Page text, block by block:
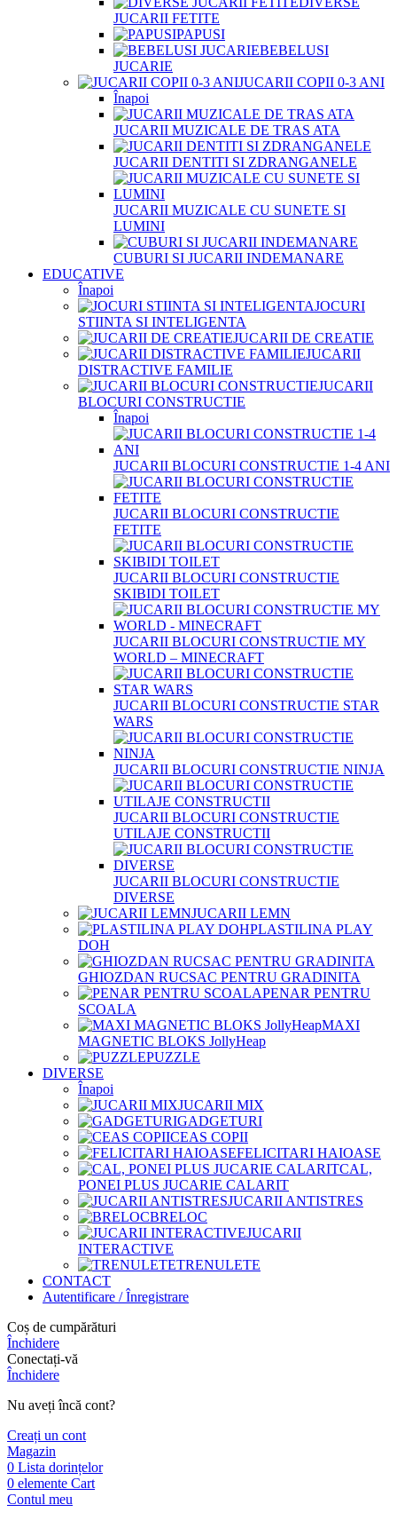
JUCARII FETITE
PAPUSI
BEBELUSI
JUCARIE
JUCARII COPII 0-3 ANI
Înapoi
JUCARII MUZICALE DE TRAS ATA
JUCARII DENTITI SI ZDRANGANELE
JUCARII MUZICALE CU SUNETE SI
LUMINI
CUBURI SI JUCARII INDEMANARE
EDUCATIVE
Înapoi
JOCURI
STIINTA SI INTELIGENTA
JUCARII DE CREATIE
JUCARII
DISTRACTIVE FAMILIE
JUCARII
BLOCURI CONSTRUCTIE
Înapoi
JUCARII BLOCURI CONSTRUCTIE 1-4 ANI
JUCARII BLOCURI CONSTRUCTIE
FETITE
JUCARII BLOCURI CONSTRUCTIE
SKIBIDI TOILET
JUCARII BLOCURI CONSTRUCTIE MY
WORLD – MINECRAFT
JUCARII BLOCURI CONSTRUCTIE STAR
WARS
JUCARII BLOCURI CONSTRUCTIE NINJA
JUCARII BLOCURI CONSTRUCTIE
UTILAJE CONSTRUCTII
JUCARII BLOCURI CONSTRUCTIE
DIVERSE
JUCARII LEMN
PLASTILINA PLAY
DOH
GHIOZDAN RUCSAC PENTRU GRADINITA
PENAR PENTRU
SCOALA
MAXI
MAGNETIC BLOKS JollyHeap
PUZZLE
DIVERSE
Înapoi
JUCARII MIX
GADGETURI
CEAS COPII
FELICITARI HAIOASE
CAL,
PONEI PLUS JUCARIE CALARIT
JUCARII ANTISTRES
BRELOC
JUCARII
INTERACTIVE
TRENULETE
CONTACT
Autentificare / Înregistrare
Coș de cumpărături
Închidere
Conectați-vă
Închidere
Nu aveți încă cont?
Creați un cont
Magazin
0 Lista dorințelor
0 elemente Cart
Contul meu